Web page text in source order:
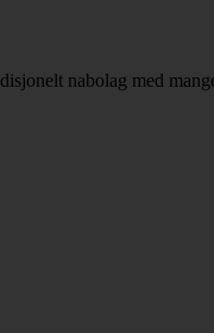
nabolag med